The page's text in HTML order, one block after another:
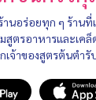
ร้านอร่อยทุก ๆ ร้าน
ตรอาหารและเคล็
เจ้าของสูตรต้นตำรั